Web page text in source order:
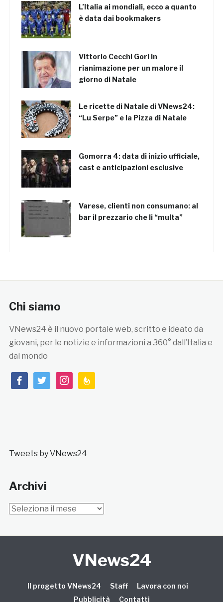
L’Italia ai mondiali, ecco a quanto
è data dai bookmakers
Vittorio Cecchi Gori in
rianimazione per un malore il
giorno di Natale
Le ricette di Natale di VNews24:
“Lu Serpe” e la Pizza di Natale
Gomorra 4: data di inizio ufficiale,
cast e anticipazioni esclusive
Varese, clienti non consumano: al
bar il prezzario che li “multa”
Chi siamo
VNews24 è il nuovo portale web, scritto e ideato da
giovani, per le notizie e informazioni a 360° dall’Italia e
dal mondo
facebooktwitterinstagramfeedburner
Tweets by VNews24
Archivi
Archivi
VNews24
Il progetto VNews24 Staff
Lavora con noi
Pubblicità
Contatti